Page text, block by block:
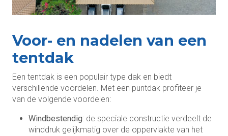
Voor- en nadelen van een
tentdak
Een tentdak is een populair type dak en biedt
verschillende voordelen. Met een puntdak profiteer je
van de volgende voordelen:
Windbestendig: de speciale constructie verdeelt de
winddruk gelijkmatig over de oppervlakte van het